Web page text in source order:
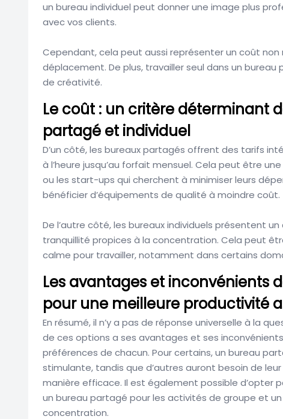
un bureau individuel peut donner une image plus
avec vos clients.
Cependant, cela peut aussi représenter un coût
déplacement. De plus, travailler seul dans un
de créativité.
Le coût : un critère déterminant
partagé et individuel
D’un côté, les bureaux partagés offrent des tarifs
à l’heure jusqu’au forfait mensuel. Cela peut être
ou les start-ups qui cherchent à minimiser leurs
bénéficier d’équipements de qualité à moindre coût.
De l’autre côté, les bureaux individuels présentent
tranquillité propices à la concentration. Cela peut
calme pour travailler, notamment dans certains
Les avantages et inconvénients
pour une meilleure productivité
En résumé, il n’y a pas de réponse universelle à la
de ces options a ses avantages et ses
préférences de chacun. Pour certains, un bureau
stimulante, tandis que d’autres auront besoin de
manière efficace. Il est également possible d’opter
un bureau partagé pour les activités de groupe et
concentration.